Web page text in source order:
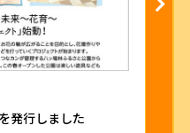
発行しました